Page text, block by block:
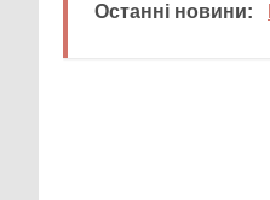
Останні новини: